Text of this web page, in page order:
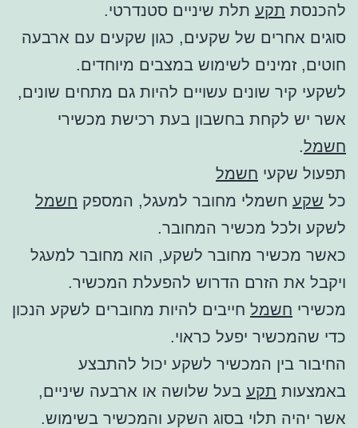
להכנסת תקע תלת שיניים סטנדרטי.
סוגים אחרים של שקעים, כגון שקעים עם ארבעה
חוטים, זמינים לשימוש במצבים מיוחדים.
לשקעי קיר שונים עשויים להיות גם מתחים שונים,
אשר יש לקחת בחשבון בעת רכישת מכשירי
חשמל.
תפעול שקעי חשמל
כל שקע חשמלי מחובר למעגל, המספק חשמל
לשקע ולכל מכשיר המחובר.
כאשר מכשיר מחובר לשקע, הוא מחובר למעגל
ויקבל את הזרם הדרוש להפעלת המכשיר.
מכשירי חשמל חייבים להיות מחוברים לשקע הנכון
כדי שהמכשיר יפעל כראוי.
החיבור בין המכשיר לשקע יכול להתבצע
באמצעות תקע בעל שלושה או ארבעה שיניים,
אשר יהיה תלוי בסוג השקע והמכשיר בשימוש.